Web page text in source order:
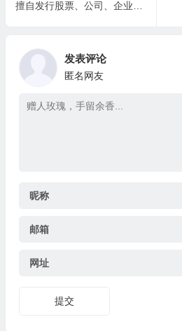
发表评论
匿名网友
昵称
邮箱
网址
提交